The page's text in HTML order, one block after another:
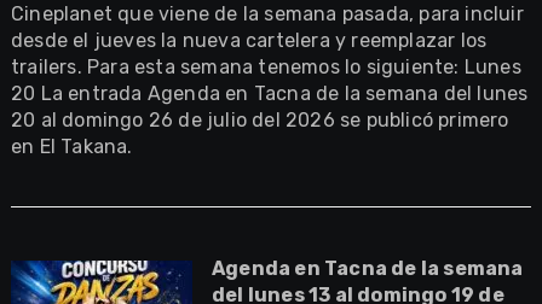
Cineplanet que viene de la semana pasada, para incluir
desde el jueves la nueva cartelera y reemplazar los
trailers. Para esta semana tenemos lo siguiente: Lunes
20 La entrada Agenda en Tacna de la semana del lunes
20 al domingo 26 de julio del 2026 se publicó primero
en El Takana.
Agenda en Tacna de la semana
del lunes 13 al domingo 19 de